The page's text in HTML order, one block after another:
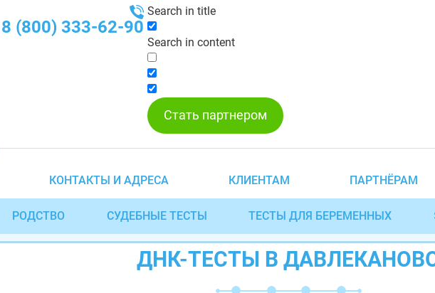
8 (800) 333-62-90
Search in title
Search in content
Стать партнером
КОНТАКТЫ И АДРЕСА КЛИЕНТАМ ПАРТНЁРАМ
РОДСТВО СУДЕБНЫЕ ТЕСТЫ ТЕСТЫ ДЛЯ БЕРЕМЕННЫХ
ДНК-ТЕСТЫ В